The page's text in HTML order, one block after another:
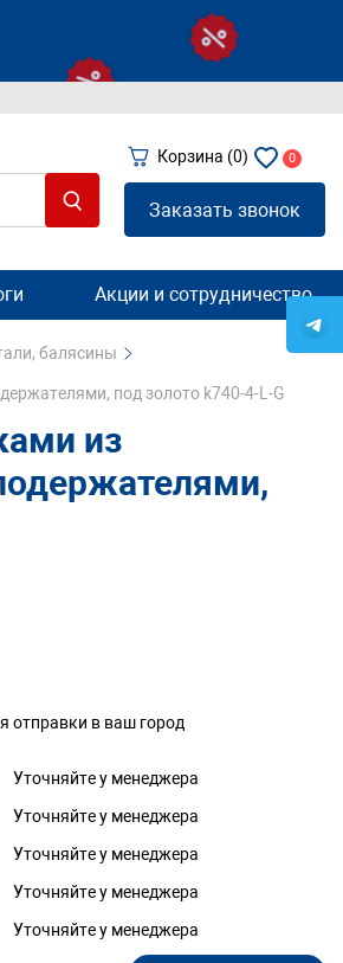
Корзина (0) 0
Заказать звонок
Акции и сотрудничество
балясины
под золото k740-4-L-G
из
отправки в ваш город
Уточняйте у менеджера
Уточняйте у менеджера
Уточняйте у менеджера
Уточняйте у менеджера
Уточняйте у менеджера